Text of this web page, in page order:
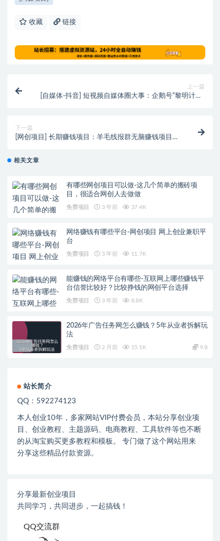
收藏 链接
上一篇
[自媒体-抖音] 短视频自媒体圈大事：企鹅号“黎明计划”
下一篇
[网创项目] 长期赚钱项目：羊毛线报群无脑赚钱项目解
相关文章
有哪些网创项目可以做-这几个简单的搬砖项
目，很适合网创人去做做
免费项目 3 年前 37.4K
网络赚钱有哪些平台-网创项目 网上创业兼职平
台
免费项目 3 年前 11.7K
能赚钱的网络平台有哪些-互联网上哪些赚钱平
台信誉比较好？比较挣钱的网创平台选择
免费项目 3 年前 8.8K
2026年广告任务网怎么赚钱？5年从业者拆解玩
法
免费项目 2 月前 15.1K 9.8
站长简介
QQ：592274123
本人创业10年，多家网站VIP付费会员，本站分享创业项
目、创业教程、主题源码、电商教程、工具软件等也不断
的从淘宝购买更多教程和模板。 专门做了这个网站用来
分享这些精品付款资源。
分享最新创业项目
共同学习，共同进步，一起搞钱！
QQ交流群